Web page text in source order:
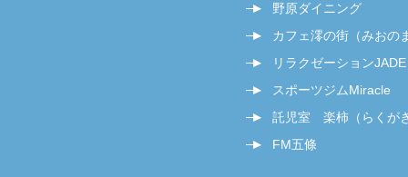
野原ダイニング
カフェ澪の街（みおの
リラクゼーションJADE
スポーツジムMiracle
託児室 楽柿（らくが
FM五條